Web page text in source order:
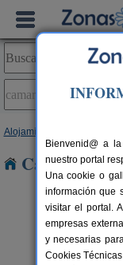
Alojamientos
Casas
Bienvenid@ a
nuestro portal
Una cookie o
información que
visitar el portal.
empresas
y necesarias
Cookies